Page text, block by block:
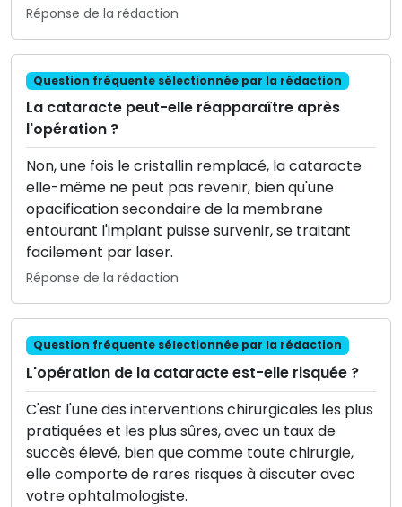
Réponse de la rédaction
Question fréquente sélectionnée par la rédaction
La cataracte peut-elle réapparaître après
l'opération ?
Non, une fois le cristallin remplacé, la cataracte
elle-même ne peut pas revenir, bien qu'une
opacification secondaire de la membrane
entourant l'implant puisse survenir, se traitant
facilement par laser.
Réponse de la rédaction
Question fréquente sélectionnée par la rédaction
L'opération de la cataracte est-elle risquée ?
C'est l'une des interventions chirurgicales les plus
pratiquées et les plus sûres, avec un taux de
succès élevé, bien que comme toute chirurgie,
elle comporte de rares risques à discuter avec
votre ophtalmologiste.